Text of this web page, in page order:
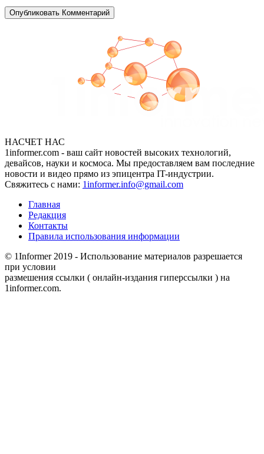
НАСЧЕТ НАС
1informer.com - ваш сайт новостей высоких технологий,
девайсов, науки и космоса. Мы предоставляем вам последние
новости и видео прямо из эпицентра IT-индустрии.
Свяжитесь с нами: 1informer.info@gmail.com
Главная
Редакция
Контакты
Правила использования информации
© 1Informer 2019 - Использование материалов разрешается
при условии
размешения ссылки ( онлайн-издания гиперссылки ) на
1informer.com.